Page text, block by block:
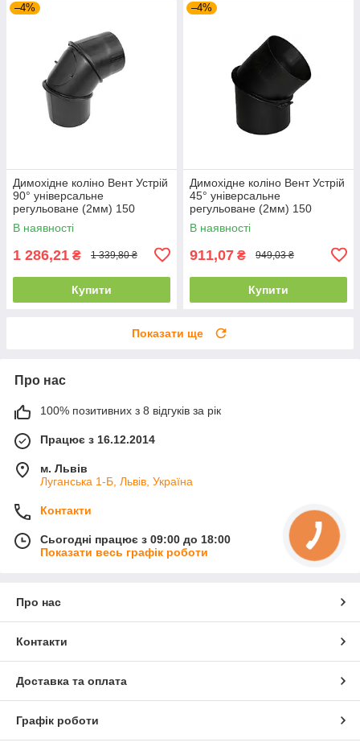
–4%
Димохідне коліно Вент Устрій
90° універсальне
регульоване (2мм) 150
В наявності
1 286,21 ₴ 1 339,80 ₴
Купити
–4%
Димохідне коліно Вент Устрій
45° універсальне
регульоване (2мм) 150
В наявності
911,07 ₴ 949,03 ₴
Купити
Показати ще
Про нас
100% позитивних з 8 відгуків за рік
Працює з 16.12.2014
м. Львів
Луганська 1-Б, Львів, Україна
Контакти
Сьогодні працює з 09:00 до 18:00
Показати весь графік роботи
Про нас
Контакти
Доставка та оплата
Графік роботи